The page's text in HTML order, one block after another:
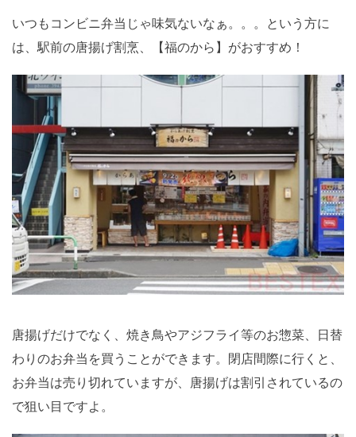
いつもコンビニ弁当じゃ味気ないなぁ。。。という方に
は、駅前の唐揚げ割烹、【福のから】がおすすめ！
唐揚げだけでなく、焼き鳥やアジフライ等のお惣菜、日替
わりのお弁当を買うことができます。閉店間際に行くと、
お弁当は売り切れていますが、唐揚げは割引されているの
で狙い目ですよ。